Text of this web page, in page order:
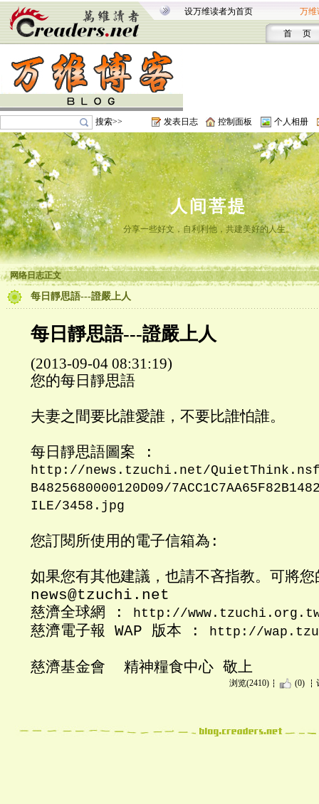
设万维读者为首页 万维
首 页
搜索>> 发表日志 控制面板 个人相册
人间菩提
分享一些好文，自利利他，共建美好的人生。
网络日志正文
每日靜思語---證嚴上人
每日靜思語---證嚴上人
(2013-09-04 08:31:19)
您的每日靜思語
夫妻之間要比誰愛誰，不要比誰怕誰。
每日靜思語圖案 :
http://news.tzuchi.net/QuietThink.nsf/
B4825680000120D09/
ILE/3458.jpg
您訂閱所使用的電子信箱為:
如果您有其他建議，也請不吝指教。可將
news@tzuchi.net
慈濟全球網 :
http://
慈濟電子報 WAP 版本 : http://
慈濟基金會 精神糧食中心 敬上
浏览(2410) (0)